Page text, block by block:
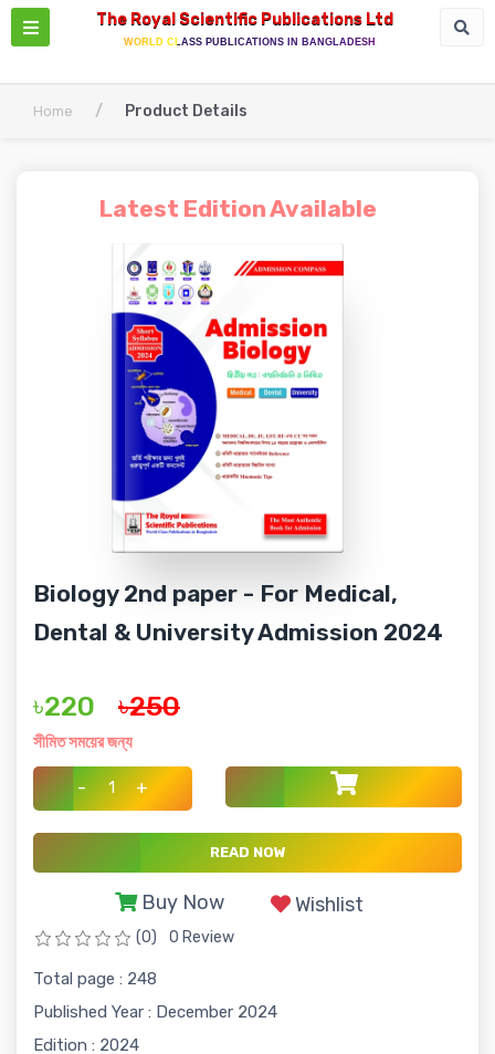
The Royal Scientific Publications Ltd
WORLD CLASS PUBLICATIONS IN BANGLADESH
Home / Product Details
Latest Edition Available
Biology 2nd paper - For Medical,
Dental & University Admission 2024
৳220 ৳250
সীমিত সময়ের জন্য
- +
READ NOW
Buy Now Wishlist
(0) 0 Review
Total page : 248
Published Year : December 2024
Edition : 2024